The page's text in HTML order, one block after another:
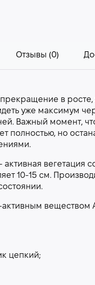
Отзывы (0)
в
уже максимум
Важный момент,
но
вегетация
10-15 см.
веществом
цепкий;